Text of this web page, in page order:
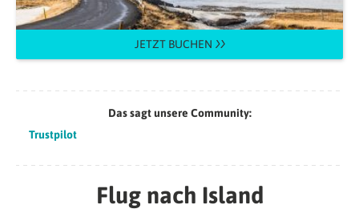
JETZT BUCHEN
Das sagt unsere Community:
Trustpilot
Flug nach Island